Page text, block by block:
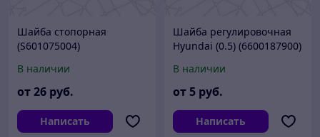
Шайба стопорная
(S601075004)
В наличии
от26 руб.
Написать
Шайба регулировочная
Hyundai (0.5) (6600187900)
В наличии
от 5 руб.
Написать